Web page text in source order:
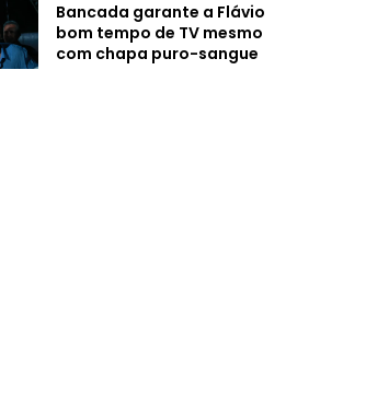
Bancada garante a Flávio
bom tempo de TV mesmo
com chapa puro-sangue